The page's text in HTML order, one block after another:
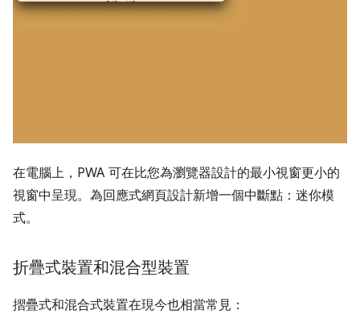
在電腦上，PWA 可在比您為瀏覽器設計的最小視窗更小的
視窗中呈現。為回應式網頁設計新增一個中斷點：迷你模
式。
折疊式裝置和混合型裝置
摺疊式和混合式裝置在現今也相當常見：